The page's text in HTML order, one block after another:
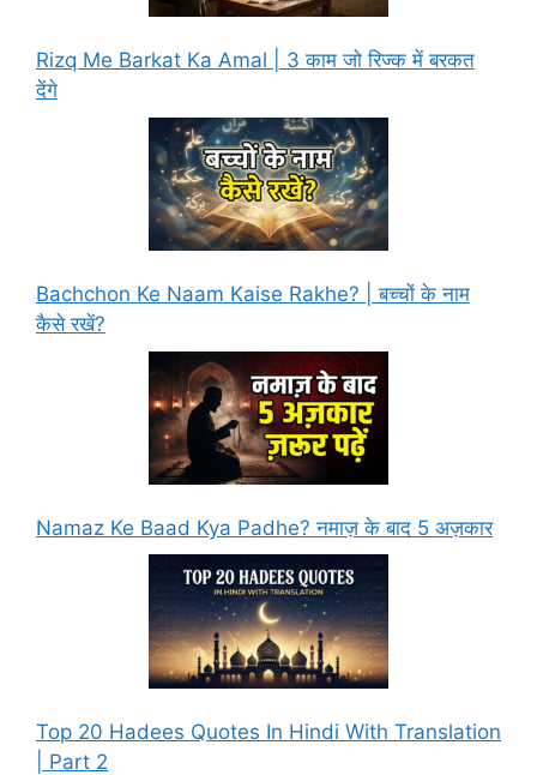
Rizq Me Barkat Ka Amal | 3 काम जो रिज्क में बरकत
देंगे
Bachchon Ke Naam Kaise Rakhe? | बच्चों के नाम
कैसे रखें?
Namaz Ke Baad Kya Padhe? नमाज़ के बाद 5 अज़कार
Top 20 Hadees Quotes In Hindi With Translation
| Part 2